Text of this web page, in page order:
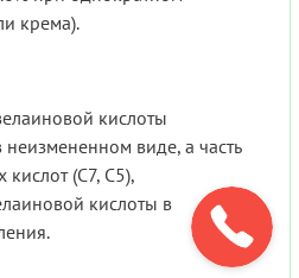
крема).
кислоты
виде, а часть
(C7, C5),
кислоты в